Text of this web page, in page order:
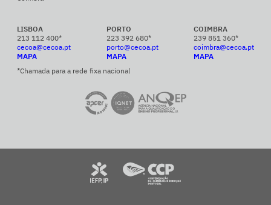
LISBOA
213 112 400*
cecoa@cecoa.pt
MAPA
PORTO
223 392 680*
porto@cecoa.pt
MAPA
COIMBRA
239 851 360*
coimbra@cecoa.pt
MAPA
*Chamada para a rede fixa nacional